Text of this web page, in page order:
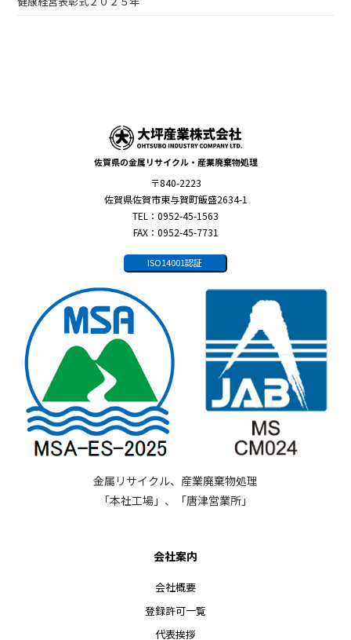
佐賀県の金属リサイクル・産業廃棄物処理
〒840-2223
佐賀県佐賀市東与賀町飯盛2634-1
TEL：0952-45-1563
FAX：0952-45-7731
ISO14001認証
金属リサイクル、産業廃棄物処理
「本社工場」、「唐津営業所」
会社案内
会社概要
登録許可一覧
代表挨拶